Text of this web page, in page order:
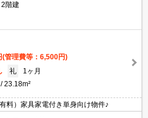
2階建
(管理費等：6,500円)
礼
1ヶ月
23.18m²
料）家具家電付き単身向け物件♪